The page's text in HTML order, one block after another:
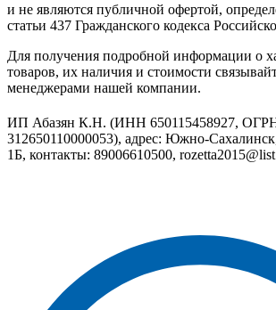
и не являются публичной офертой,
статьи 437 Гражданского кодекса
Для получения подробной информации о
товаров, их наличия и стоимости
менеджерами нашей компании.
ИП Абазян К.Н. (ИНН 650115458927,
312650110000053), адрес: Южно-
1Б, контакты: 89006610500,